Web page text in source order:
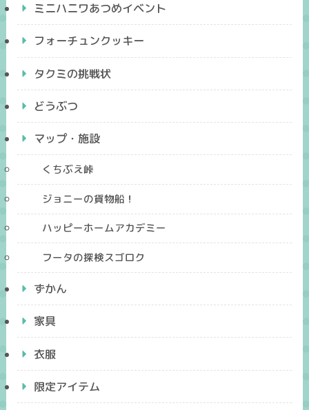
ミニハニワあつめイベント
フォーチュンクッキー
タクミの挑戦状
どうぶつ
マップ・施設
くちぶえ峠
ジョニーの貨物船！
ハッピーホームアカデミー
フータの探検スゴロク
ずかん
家具
衣服
限定アイテム